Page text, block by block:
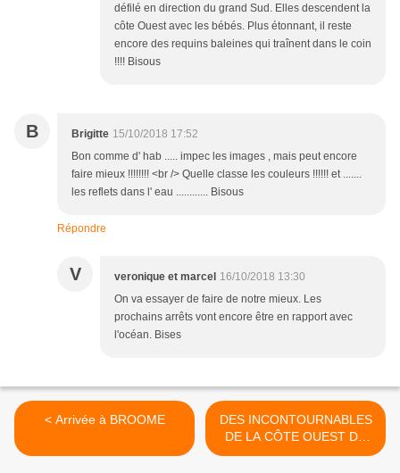
défilé en direction du grand Sud. Elles descendent la
côte Ouest avec les bébés. Plus étonnant, il reste
encore des requins baleines qui traînent dans le coin
!!!! Bisous
B Brigitte 15/10/2018 17:52
Bon comme d' hab ..... impec les images , mais peut encore
faire mieux !!!!!!!! <br /> Quelle classe les couleurs !!!!!! et .......
les reflets dans l' eau ............ Bisous
Répondre
V veronique et marcel 16/10/2018 13:30
On va essayer de faire de notre mieux. Les
prochains arrêts vont encore être en rapport avec
l'océan. Bises
< Arrivée à BROOME
DES INCONTOURNABLES
DE LA CÔTE OUEST DE
L'AUSTRALIE >